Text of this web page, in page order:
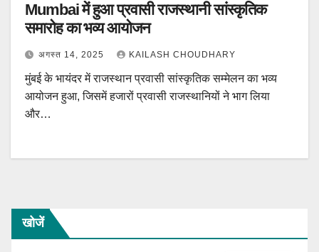
Mumbai में हुआ प्रवासी राजस्थानी सांस्कृतिक
समारोह का भव्य आयोजन
अगस्त 14, 2025 KAILASH CHOUDHARY
मुंबई के भायंदर में राजस्थान प्रवासी सांस्कृतिक सम्मेलन का भव्य
आयोजन हुआ, जिसमें हजारों प्रवासी राजस्थानियों ने भाग लिया
और…
खोजें